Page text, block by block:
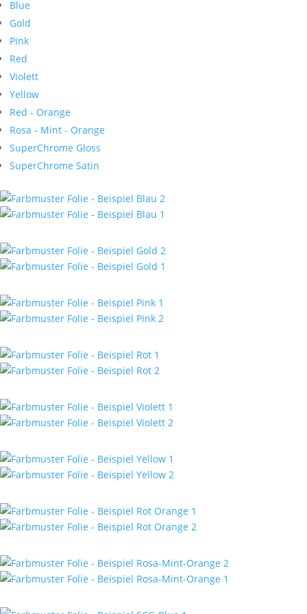
Blue
Gold
Pink
Red
Violett
Yellow
Red - Orange
Rosa - Mint - Orange
SuperChrome Gloss
SuperChrome Satin